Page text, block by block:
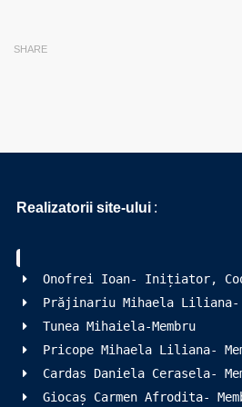
SHARE
Realizatorii site-ului :
Onofrei Ioan- Inițiator,
Prăjinariu Mihaela Liliana-
Tunea Mihaiela-Membru
Pricope Mihaela Liliana-
Cardas Daniela Cerasela-
Giocaș Carmen Afrodita-